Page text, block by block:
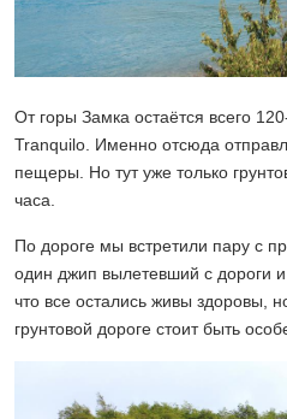
От горы Замка остаётся всего
Tranquilo. Именно отсюда
пещеры. Но тут уже только
часа.
По дороге мы встретили пару с
один джип вылетевший с дороги
что все остались живы здоровы,
грунтовой дороге стоит быть